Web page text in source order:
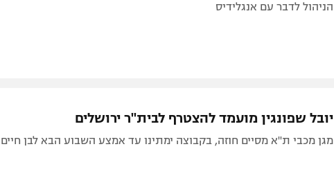
הניהול לדבר עם אנגלידיס
יובל שפונגין מועמד להצטרף לבית"ר ירושלים
מגן מכבי ת"א מסיים חוזה, בקבוצה ימתינו עד אמצע השבוע הבא לבן חיים